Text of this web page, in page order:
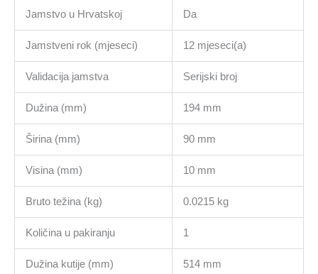
Jamstvo u Hrvatskoj Da
Jamstveni rok (mjeseci) 12 mjeseci(a)
Validacija jamstva Serijski broj
Dužina (mm) 194 mm
Širina (mm) 90 mm
Visina (mm) 10 mm
Bruto težina (kg) 0.0215 kg
Količina u pakiranju 1
Dužina kutije (mm) 514 mm